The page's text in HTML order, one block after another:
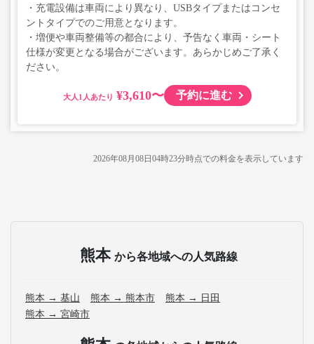
・充電設備は車両により異なり、USBタイプまたはコンセ
ントタイプでのご用意となります。
・増便や車両整備等の都合により、予告なく車両・シート
仕様が変更となる場合がございます。あらかじめご了承く
ださい。
大人 ¥3,610〜 予約に進む
2026年08月08日04時23分時点での料金を表示しています
熊本 から各地域への人気路線
熊本 → 基山 熊本 → 熊本市
熊本 → 日田
熊本 → 宮崎市